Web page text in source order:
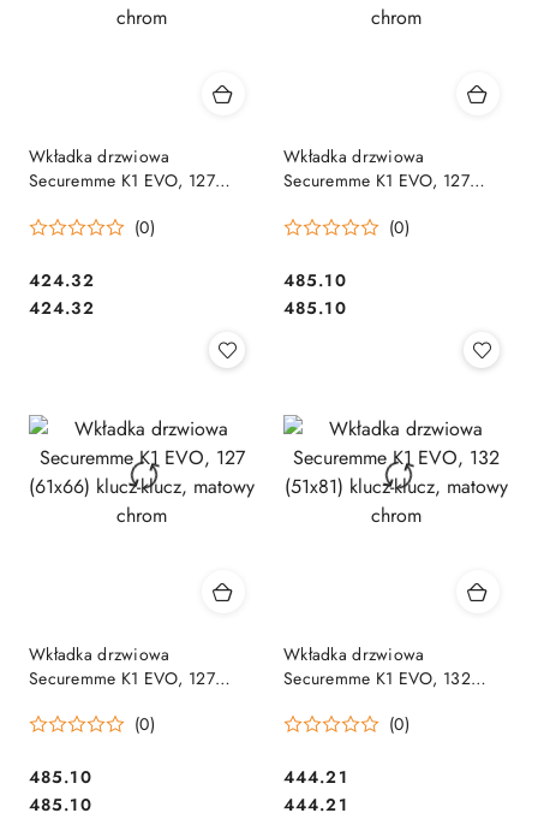
Wkładka drzwiowa
Securemme K1 EVO, 127
chrom
(0)
Cena:
424.32
Cena:
424.32
Wkładka drzwiowa
Securemme K1 EVO, 127
chrom
(0)
Cena:
485.10
Cena:
485.10
Wkładka drzwiowa
Securemme K1 EVO, 127
chrom
(0)
Cena:
485.10
Cena:
485.10
Wkładka drzwiowa
Securemme K1 EVO, 132
chrom
(0)
Cena:
444.21
Cena:
444.21